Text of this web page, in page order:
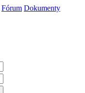
Fórum Dokumenty